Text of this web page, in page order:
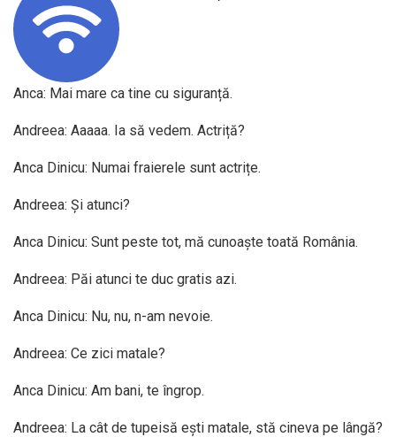
Anca: Mai mare ca tine cu siguranță.
Andreea: Aaaaa. Ia să vedem. Actriță?
Anca Dinicu: Numai fraierele sunt actrițe.
Andreea: Și atunci?
Anca Dinicu: Sunt peste tot, mă cunoaște toată România.
Andreea: Păi atunci te duc gratis azi.
Anca Dinicu: Nu, nu, n-am nevoie.
Andreea: Ce zici matale?
Anca Dinicu: Am bani, te îngrop.
Andreea: La cât de tupeisă ești matale, stă cineva pe lângă?